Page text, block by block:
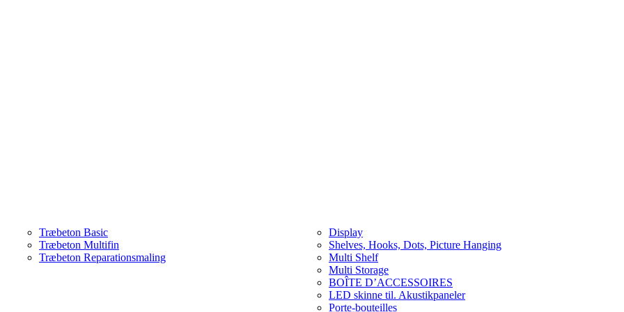
Træbeton Basic
Træbeton Multifin
Træbeton Reparationsmaling
Display
Shelves, Hooks, Dots, Picture Hanging
Multi Shelf
Multi Storage
BOÎTE D’ACCESSOIRES
LED skinne til. Akustikpaneler
Porte-bouteilles